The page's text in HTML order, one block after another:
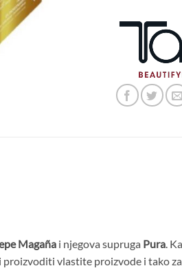
Magaña i njegova supruga Pura.
vlastite proizvode i tako